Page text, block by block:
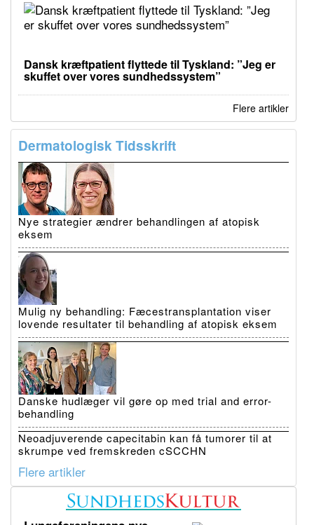
Dansk kræftpatient flyttede til Tyskland: ”Jeg er
skuffet over vores sundhedssystem”
Flere artikler
Dermatologisk Tidsskrift
Nye strategier ændrer behandlingen af atopisk
eksem
Mulig ny behandling: Fæcestransplantation viser
lovende resultater til behandling af atopisk eksem
Danske hudlæger vil gøre op med trial and error-
behandling
Neoadjuverende capecitabin kan få tumorer til at
skrumpe ved fremskreden cSCCHN
Flere artikler